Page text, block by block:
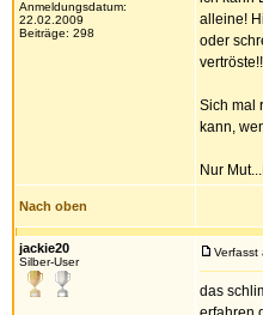
Anmeldungsdatum:
22.02.2009
Beiträge: 298
alleine!
oder
Sich mal
kann,
Nur
Nach oben
jackie20
Silber-User
Verfasst
das